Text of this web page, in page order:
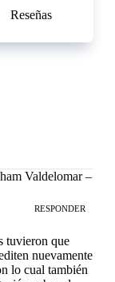
Reseñas
Valdelomar –
RESPONDER
tuvieron que
nuevamente
lo cual también